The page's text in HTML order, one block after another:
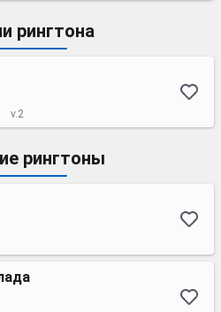
рингтона
v.2
рингтоны